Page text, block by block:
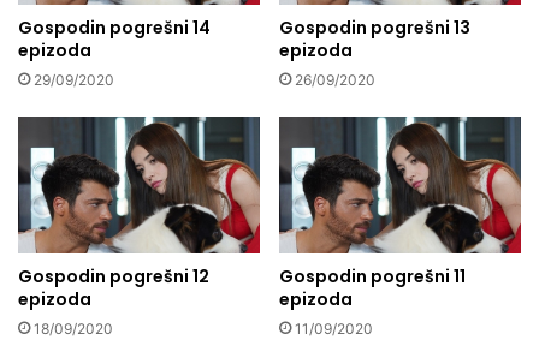
Gospodin pogrešni 14
epizoda
29/09/2020
Gospodin pogrešni 13
epizoda
26/09/2020
Gospodin pogrešni 12
epizoda
18/09/2020
Gospodin pogrešni 11
epizoda
11/09/2020